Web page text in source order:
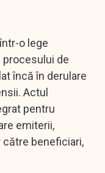
o lege
de
încă în derulare
Actul
pentru
emiterii,
beneficiari,